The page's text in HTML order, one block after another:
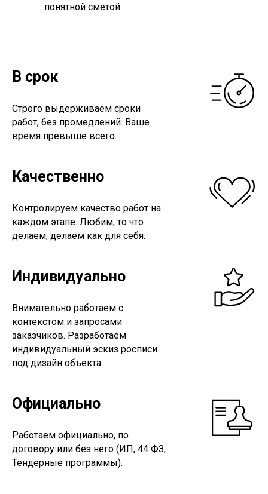
понятной сметой.
В срок
Строго выдерживаем сроки
работ, без промедлений. Ваше
время превыше всего.
Качественно
Контролируем качество работ на
каждом этапе. Любим, то что
делаем, делаем как для себя.
Индивидуально
Внимательно работаем с
контекстом и запросами
заказчиков. Разработаем
индивидуальный эскиз росписи
под дизайн объекта.
Официально
Работаем официально, по
договору или без него (ИП, 44 ФЗ,
Тендерные программы).